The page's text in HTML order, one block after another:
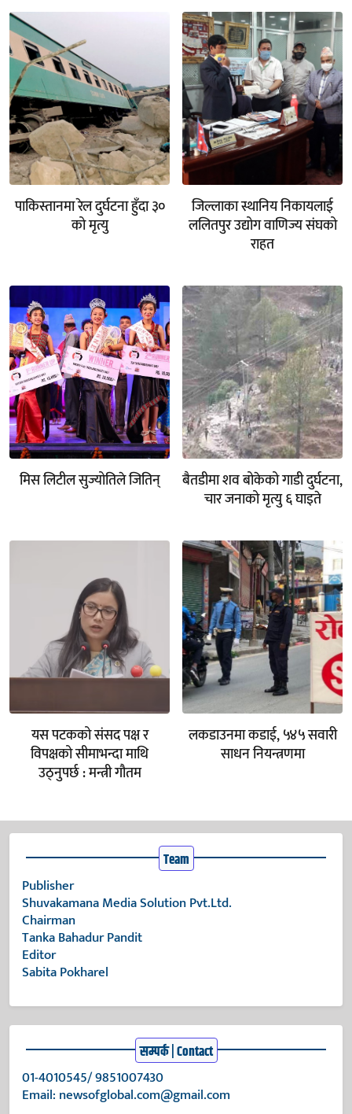
पाकिस्तानमा रेल दुर्घटना हुँदा ३०
को मृत्यु
जिल्लाका स्थानिय निकायलाई
ललितपुर उद्योग वाणिज्य संघको
राहत
मिस लिटील सुज्योतिले जितिन्
बैतडीमा शव बोकेको गाडी दुर्घटना,
चार जनाको मृत्यु ६ घाइते
यस पटकको संसद पक्ष र
विपक्षको सीमाभन्दा माथि
उठ्नुपर्छ : मन्त्री गौतम
लकडाउनमा कडाई, ५४५ सवारी
साधन नियन्त्रणमा
Team
Publisher
Shuvakamana Media Solution Pvt.Ltd.
Chairman
Tanka Bahadur Pandit
Editor
Sabita Pokharel
सम्पर्क | Contact
01-4010545/ 9851007430
Email: newsofglobal.com@gmail.com